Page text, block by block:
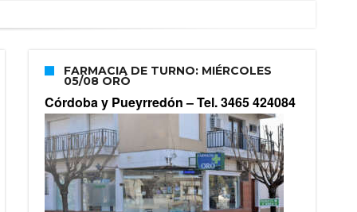
FARMACIA DE TURNO: MIÉRCOLES
05/08 ORÓ
Córdoba y Pueyrredón –Tel. 3465 424084